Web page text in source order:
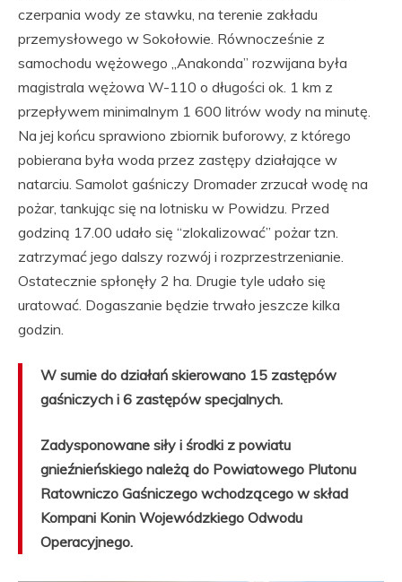
czerpania wody ze stawku, na terenie zakładu
przemysłowego w Sokołowie. Równocześnie z
samochodu wężowego „Anakonda” rozwijana była
magistrala wężowa W-110 o długości ok. 1 km z
przepływem minimalnym 1 600 litrów wody na minutę.
Na jej końcu sprawiono zbiornik buforowy, z którego
pobierana była woda przez zastępy działające w
natarciu. Samolot gaśniczy Dromader zrzucał wodę na
pożar, tankując się na lotnisku w Powidzu. Przed
godziną 17.00 udało się “zlokalizować” pożar tzn.
zatrzymać jego dalszy rozwój i rozprzestrzenianie.
Ostatecznie spłonęły 2 ha. Drugie tyle udało się
uratować. Dogaszanie będzie trwało jeszcze kilka
godzin.
W sumie do działań skierowano 15 zastępów
gaśniczych i 6 zastępów specjalnych.
Zadysponowane siły i środki z powiatu
gnieźnieńskiego należą do Powiatowego Plutonu
Ratowniczo Gaśniczego wchodzącego w skład
Kompani Konin Wojewódzkiego Odwodu
Operacyjnego.